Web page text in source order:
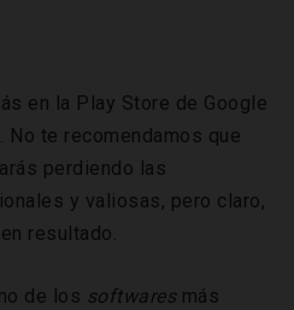
en la Play Store de Google
No te recomendamos que
perdiendo las
y valiosas, pero claro,
resultado.
de los softwares más